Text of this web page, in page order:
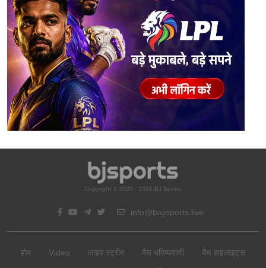
Copyright © 2020 - 2026 BJ Sports
info@bajisports.live
होम Video लाइव स्ट्रीम मैच भविष्यवाणी
मैच हाइलाइट्स